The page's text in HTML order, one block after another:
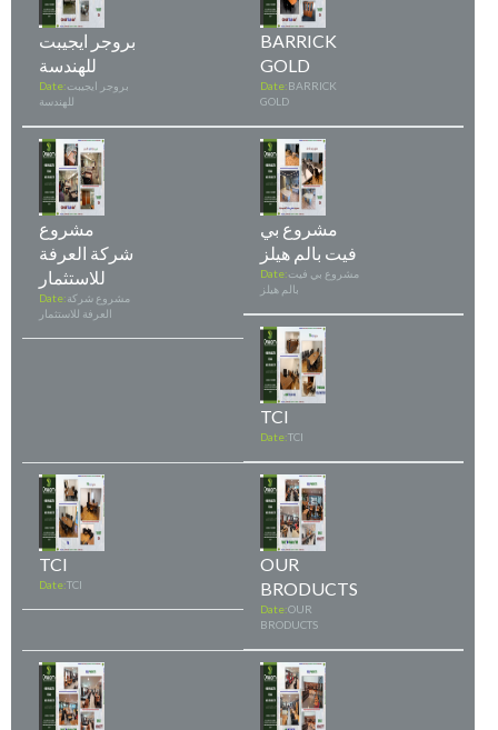
بروجر ايجيبت
للهندسة
Date:بروجر ايجيبت
للهندسة
BARRICK
GOLD
Date:BARRICK
GOLD
مشروع
شركة العرفة
للاستثمار
Date:مشروع شركة
العرفة للاستثمار
مشروع بي
فيت بالم هيلز
Date:مشروع بي فيت
بالم هيلز
TCI
Date:TCI
TCI
Date:TCI
OUR
BRODUCTS
Date:OUR
BRODUCTS